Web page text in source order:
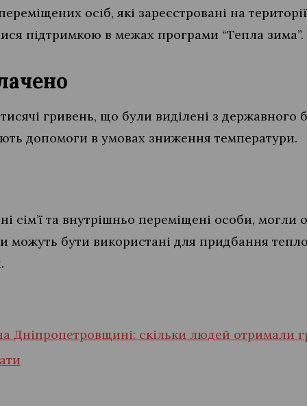
осіб, які зареєстровані на території
підтримкою в межах програми “Тепла зима”.
гривень, що були виділені з державного
допомоги в умовах зниження температури.
сім’ї та внутрішньо переміщені особи, могли
бути використані для придбання
Дніпропетровщині: скільки людей отримали